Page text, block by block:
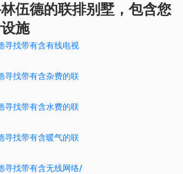
伍德的联排别墅，包含您
施
寻找带有含有线电视
寻找带有含杂费的联
寻找带有含水费的联
寻找带有含暖气的联
寻找带有含无线网络/